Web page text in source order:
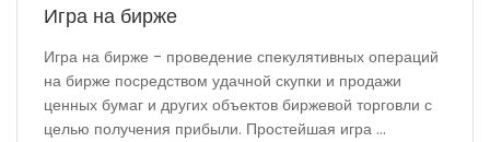
Игра на бирже
Игра на бирже - проведение спекулятивных операций
на бирже посредством удачной скупки и продажи
ценных бумаг и других объектов биржевой торговли с
целью получения прибыли. Простейшая игра ...